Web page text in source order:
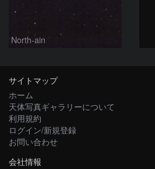
North-ain
サイトマップ
ホーム
天体写真ギャラリーについて
利用規約
ログイン/新規登録
お問い合わせ
会社情報